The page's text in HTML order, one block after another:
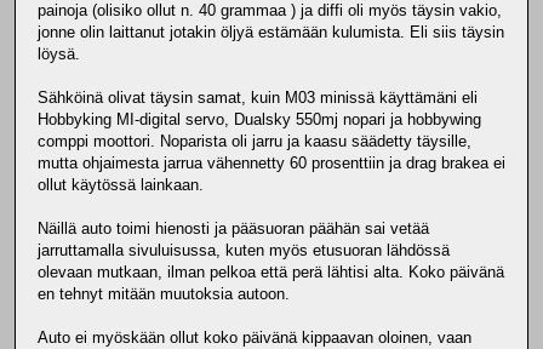
painoja (olisiko ollut n. 40 grammaa ) ja diffi oli myös täysin vakio,
jonne olin laittanut jotakin öljyä estämään kulumista. Eli siis täysin
löysä.
Sähköinä olivat täysin samat, kuin M03 minissä käyttämäni eli
Hobbyking MI-digital servo, Dualsky 550mj nopari ja hobbywing
comppi moottori. Noparista oli jarru ja kaasu säädetty täysille,
mutta ohjaimesta jarrua vähennetty 60 prosenttiin ja drag brakea ei
ollut käytössä lainkaan.
Näillä auto toimi hienosti ja pääsuoran päähän sai vetää
jarruttamalla sivuluisussa, kuten myös etusuoran lähdössä
olevaan mutkaan, ilman pelkoa että perä lähtisi alta. Koko päivänä
en tehnyt mitään muutoksia autoon.
Auto ei myöskään ollut koko päivänä kippaavan oloinen, vaan